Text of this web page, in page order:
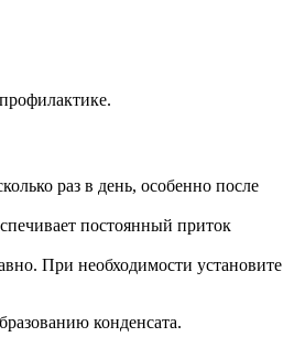
раз в день, особенно после
постоянный приток
При необходимости установите
конденсата.